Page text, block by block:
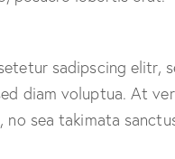
sadipscing elitr,
diam voluptua. At
no sea takimata